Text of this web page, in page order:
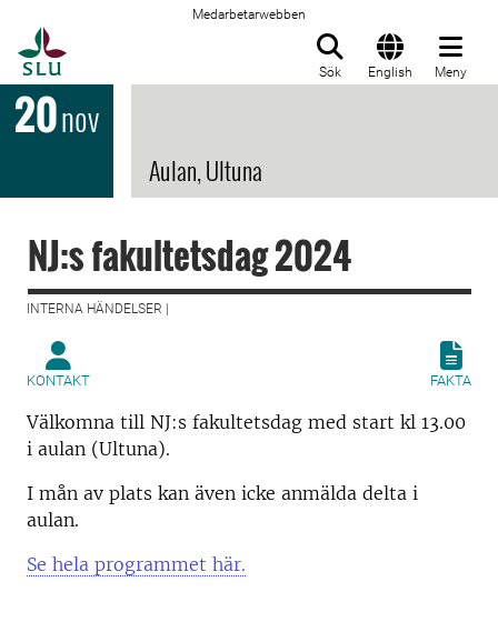
Medarbetarwebben
Sök English Meny
20nov
Aulan, Ultuna
NJ:s fakultetsdag 2024
INTERNA HÄNDELSER |
KONTAKT FAKTA
Välkomna till NJ:s fakultetsdag med start kl 13.00
i aulan (Ultuna).
I mån av plats kan även icke anmälda delta i
aulan.
Se hela programmet här.